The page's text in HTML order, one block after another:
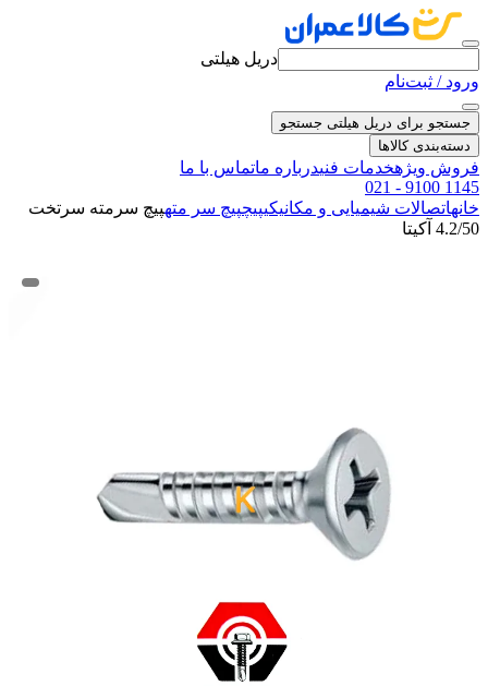
دریل هیلتی
ورود / ثبت‌نام
جستجو برای دریل هیلتی جستجو
دسته‌بندی کالاها
فروش ویژهخدمات فنیدرباره ماتماس با ما
021 - 9100 1145
خانهاتصالات شیمیایی و مکانیکیپیچپیچ سر متهپیچ سرمته سرتخت
4.2/50 آکیتا